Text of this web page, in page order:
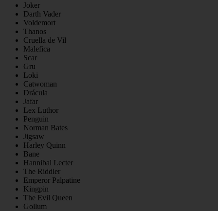
Joker
Darth Vader
Voldemort
Thanos
Cruella de Vil
Malefica
Scar
Gru
Loki
Catwoman
Drácula
Jafar
Lex Luthor
Penguin
Norman Bates
Jigsaw
Harley Quinn
Bane
Hannibal Lecter
The Riddler
Emperor Palpatine
Kingpin
The Evil Queen
Gollum